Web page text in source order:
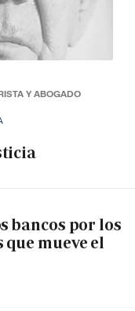
Y ABOGADO
bancos por los
mueve el